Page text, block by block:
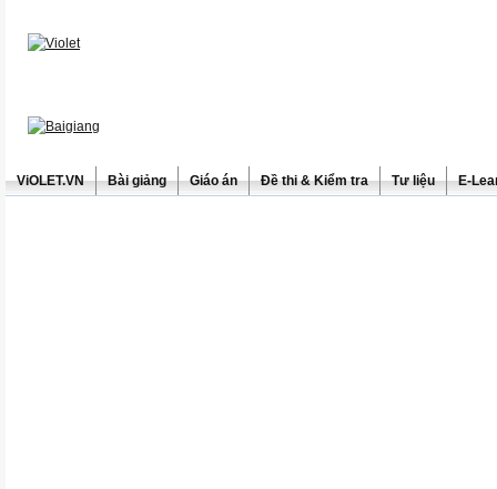
ViOLET.VN Bài giảng Giáo án Đề thi & Kiểm tra Tư liệu E-